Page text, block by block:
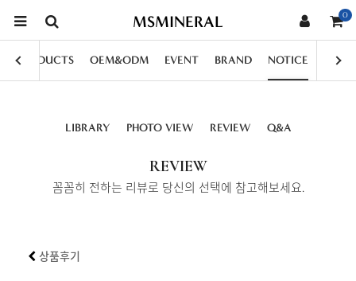
MSMINERAL 0
PRODUCTS OEM&ODM EVENT BRAND NOTICE
LIBRARY PHOTO VIEW REVIEW Q&A
REVIEW
꼼꼼히 전하는 리뷰로 당신의 선택에 참고해보세요.
상품후기